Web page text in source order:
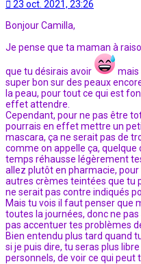
23 oct. 2021, 23:26
Bonjour Camilla,
Je pense que ta maman à
que tu désirais avoir
mais
super bon sur des peaux
la peau, pour tout ce qui est
effet attendre.
Cependant, pour ne pas être
pourrais en effet mettre un
mascara, ça ne serait pas de
comme on appelle ça,
temps réhausse légèrement
allez plutôt en pharmacie,
autres crèmes teintées que tu
ne serait pas contre indiqués
Mais tu vois il faut penser que
toutes la journées, donc ne
pas accentuer tes problèmes
Bien entendu plus tard quand
si je puis dire, tu seras plus
personnels, de voir ce qui peut